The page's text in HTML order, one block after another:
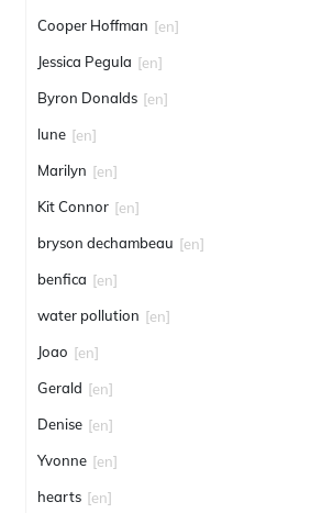
Cooper Hoffman [en]
Jessica Pegula [en]
Byron Donalds [en]
lune [en]
Marilyn [en]
Kit Connor [en]
bryson dechambeau [en]
benfica [en]
water pollution [en]
Joao [en]
Gerald [en]
Denise [en]
Yvonne [en]
hearts [en]